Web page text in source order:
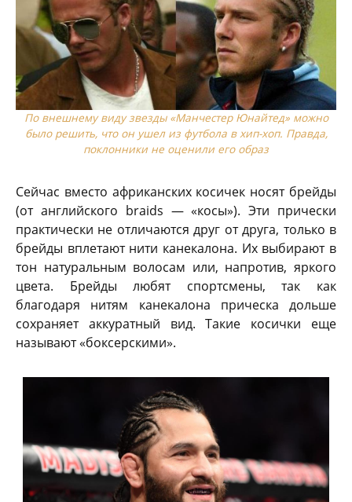
По внешнему виду звезды «Манчестер Юнайтед» можно
было решить, что он ушел из футбола в хип-хоп. Правда,
поклонники не оценили его образ
Сейчас вместо африканских косичек носят брейды
(от английского braids — «косы»). Эти прически
практически не отличаются друг от друга, только в
брейды вплетают нити канекалона. Их выбирают в
тон натуральным волосам или, напротив, яркого
цвета. Брейды любят спортсмены, так как
благодаря нитям канекалона прическа дольше
сохраняет аккуратный вид. Такие косички еще
называют «боксерскими».